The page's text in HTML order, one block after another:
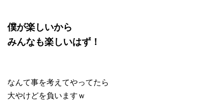
僕が楽しいから
みんなも楽しいはず！
なんて事を考えてやってたら
大やけどを負いますｗ